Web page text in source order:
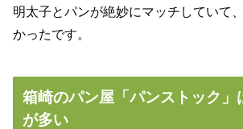
明太子とパンが絶妙にマッチしていて
かったです。
箱崎のパン屋「パンストック」
が多い